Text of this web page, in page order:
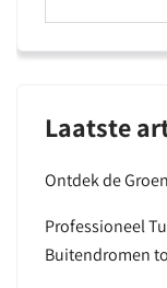
Laatste
Ontdek de
Professioneel
Buitendromen